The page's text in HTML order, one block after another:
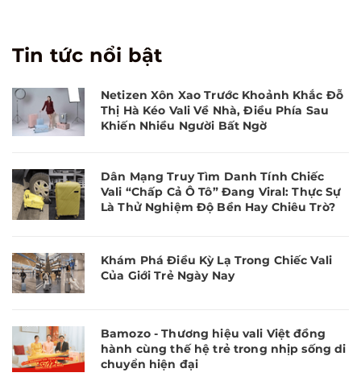
Tin tức nổi bật
Netizen Xôn Xao Trước Khoảnh Khắc Đỗ
Thị Hà Kéo Vali Về Nhà, Điều Phía Sau
Khiến Nhiều Người Bất Ngờ
Dân Mạng Truy Tìm Danh Tính Chiếc
Vali “Chấp Cả Ô Tô” Đang Viral: Thực Sự
Là Thử Nghiệm Độ Bền Hay Chiêu Trò?
Khám Phá Điều Kỳ Lạ Trong Chiếc Vali
Của Giới Trẻ Ngày Nay
Bamozo - Thương hiệu vali Việt đồng
hành cùng thế hệ trẻ trong nhịp sống di
chuyển hiện đại